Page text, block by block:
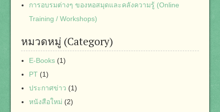
การอบรมต่างๆ ของหอสมุดและคลังความรู้ (Online
Training / Workshops)
หมวดหมู่ (Category)
E-Books(1)
PT(1)
ประกาศข่าว (1)
หนังสือใหม่ (2)